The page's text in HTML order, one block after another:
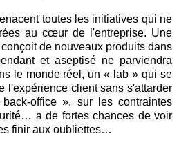
toutes les initiatives qui ne
au cœur de l'entreprise. Une
de nouveaux produits dans
et aseptisé ne parviendra
le monde réel, un « lab » qui se
l'expérience client sans s'attarder
office », sur les contraintes
a de fortes chances de voir
finir aux oubliettes…